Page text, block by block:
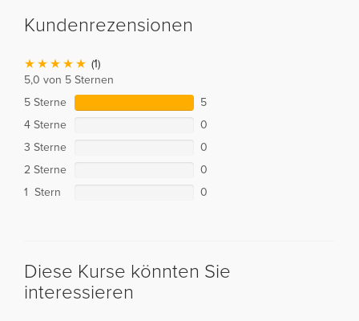
Kundenrezensionen
(1)
5,0 von 5 Sternen
5 Sterne
5
4 Sterne
0
3 Sterne
0
2 Sterne
0
1 Stern
0
Diese Kurse könnten Sie
interessieren